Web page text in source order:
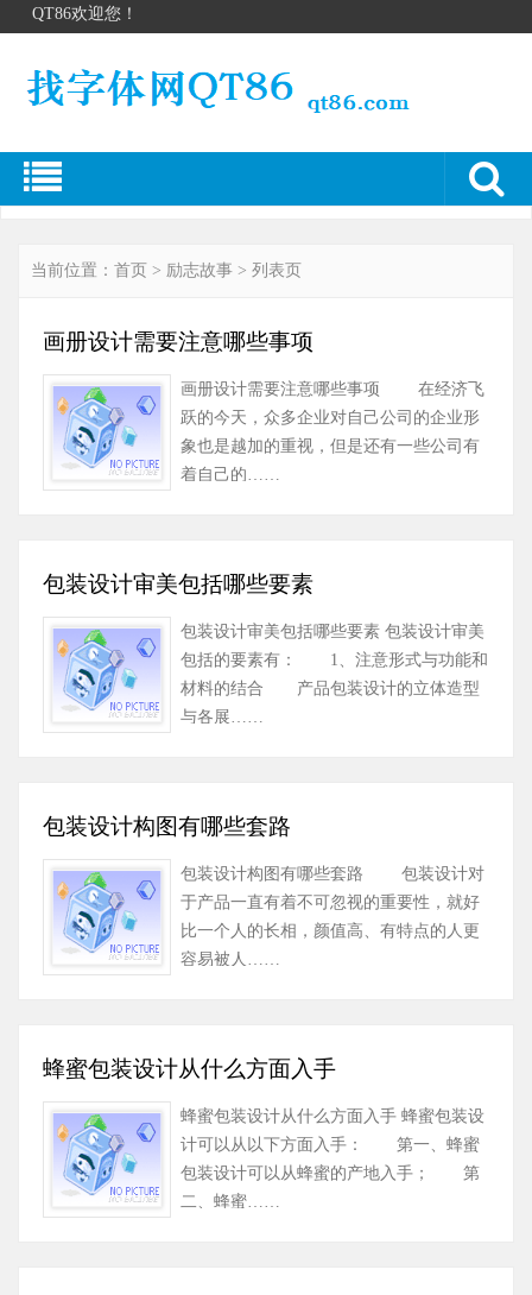
QT86欢迎您！
当前位置： 首页 > 励志故事 > 列表页
画册设计需要注意哪些事项
画册设计需要注意哪些事项 在经济飞
跃的今天，众多企业对自己公司的企业形
象也是越加的重视，但是还有一些公司有
着自己的……
包装设计审美包括哪些要素
包装设计审美包括哪些要素 包装设计审美
包括的要素有： 1、注意形式与功能和
材料的结合 产品包装设计的立体造型
与各展……
包装设计构图有哪些套路
包装设计构图有哪些套路 包装设计对
于产品一直有着不可忽视的重要性，就好
比一个人的长相，颜值高、有特点的人更
容易被人……
蜂蜜包装设计从什么方面入手
蜂蜜包装设计从什么方面入手 蜂蜜包装设
计可以从以下方面入手： 第一、蜂蜜
包装设计可以从蜂蜜的产地入手； 第
二、蜂蜜……